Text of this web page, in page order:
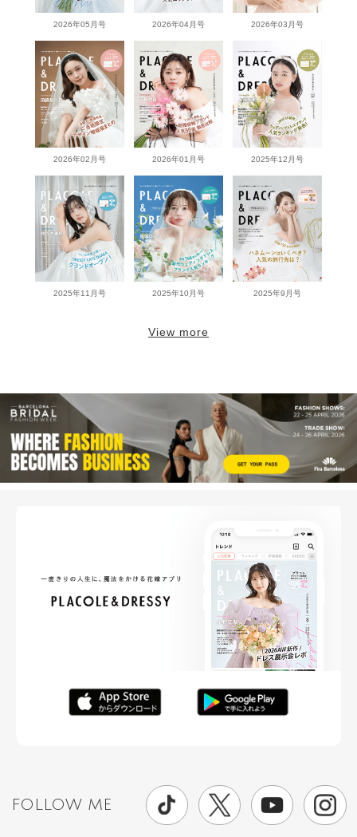
2026年05月号 2026年04月号 2026年03月号
2026年02月号 2026年01月号 2025年12月号
2025年11月号 2025年10月号 2025年9月号
View more
FOLLOW ME